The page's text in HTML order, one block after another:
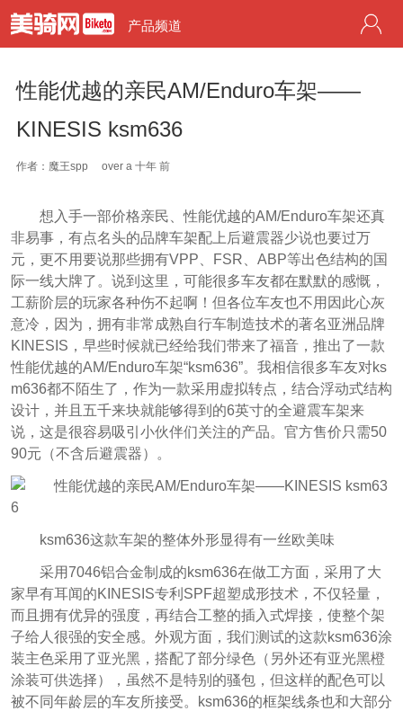
产品频道
性能优越的亲民AM/Enduro车架——
KINESIS ksm636
作者：魔王spp over a 十年 前
想入手一部价格亲民、性能优越的AM/Enduro车架还真
非易事，有点名头的品牌车架配上后避震器少说也要过万
元，更不用要说那些拥有VPP、FSR、ABP等出色结构的国
际一线大牌了。说到这里，可能很多车友都在默默的感慨，
工薪阶层的玩家各种伤不起啊！但各位车友也不用因此心灰
意冷，因为，拥有非常成熟自行车制造技术的著名亚洲品牌
KINESIS，早些时候就已经给我们带来了福音，推出了一款
性能优越的AM/Enduro车架“ksm636”。我相信很多车友对ks
m636都不陌生了，作为一款采用虚拟转点，结合浮动式结构
设计，并且五千来块就能够得到的6英寸的全避震车架来
说，这是很容易吸引小伙伴们关注的产品。官方售价只需50
90元（不含后避震器）。
ksm636这款车架的整体外形显得有一丝欧美味
采用7046铝合金制成的ksm636在做工方面，采用了大
家早有耳闻的KINESIS专利SPF超塑成形技术，不仅轻量，
而且拥有优异的强度，再结合工整的插入式焊接，使整个架
子给人很强的安全感。外观方面，我们测试的这款ksm636涂
装主色采用了亚光黑，搭配了部分绿色（另外还有亚光黑橙
涂装可供选择），虽然不是特别的骚包，但这样的配色可以
被不同年龄层的车友所接受。ksm636的框架线条也和大部分